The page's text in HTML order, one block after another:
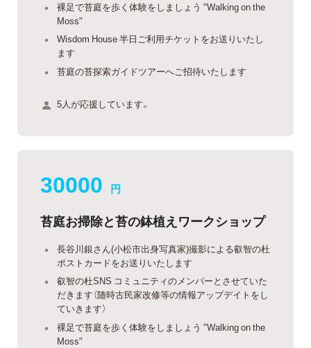
裸足で苔庭を歩く体験をしましょう "Walking on the
Moss"
Wisdom House 半日ご利用チケットをお送りいたし
ます
苔庭の苔探索ガイドツアーへご招待いたします
5人が応援しています。
30000 円
苔庭お掃除と苔の鉢植えワークショップ
長谷川銀さん(小松市出身写真家)撮影による叡智の杜
ポストカードをお送りいたします
叡智の杜SNS コミュニティのメンバーとさせていた
だきます（随時古民家改修等の情報アップデイトをし
ていきます）
裸足で苔庭を歩く体験をしましょう "Walking on the
Moss"